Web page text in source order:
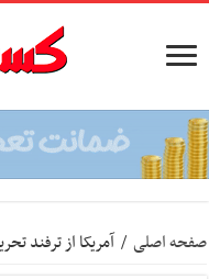
صفحه اصلی / آمریکا از ترفند